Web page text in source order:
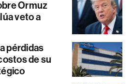
Ormuz
veto a
pérdidas
de su